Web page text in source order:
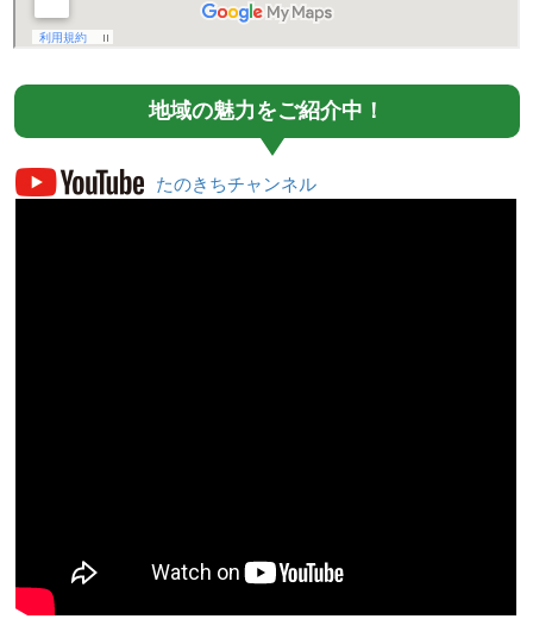
地域の魅力をご紹介中！
たのきちチャンネル